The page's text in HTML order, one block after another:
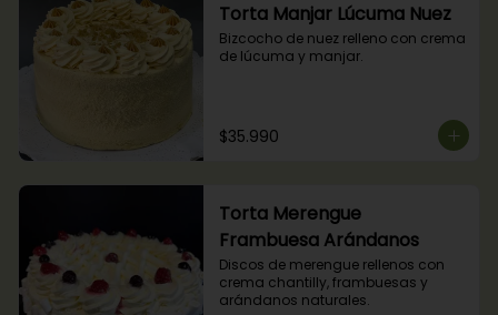
Torta Manjar Lúcuma Nuez
Bizcocho de nuez relleno con crema
de lúcuma y manjar.
$35.990
Torta Merengue
Frambuesa Arándanos
Discos de merengue rellenos con
crema chantilly, frambuesas y
arándanos naturales.